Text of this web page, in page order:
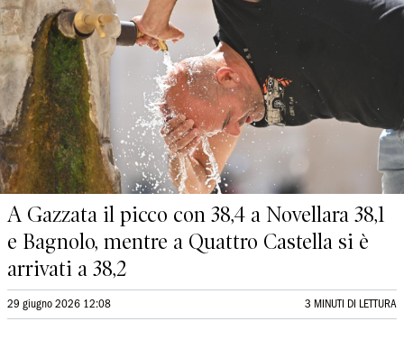
A Gazzata il picco con 38,4 a Novellara 38,1
e Bagnolo, mentre a Quattro Castella si è
arrivati a 38,2
29 giugno 2026 12:08 3 MINUTI DI LETTURA